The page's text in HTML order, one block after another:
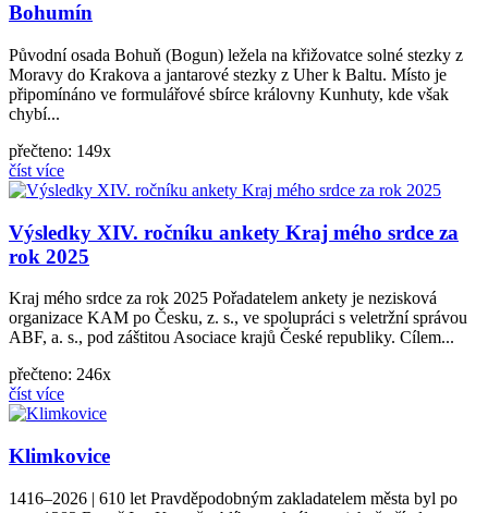
Bohumín
Původní osada Bohuň (Bogun) ležela na křižovatce solné stezky z
Moravy do Krakova a jantarové stezky z Uher k Baltu. Místo je
připomínáno ve formulářové sbírce královny Kunhuty, kde však
chybí...
přečteno: 149x
číst více
Výsledky XIV. ročníku ankety Kraj mého srdce za
rok 2025
Kraj mého srdce za rok 2025 Pořadatelem ankety je nezisková
organizace KAM po Česku, z. s., ve spolupráci s veletržní správou
ABF, a. s., pod záštitou Asociace krajů České republiky. Cílem...
přečteno: 246x
číst více
Klimkovice
1416–2026 | 610 let Pravděpodobným zakladatelem města byl po